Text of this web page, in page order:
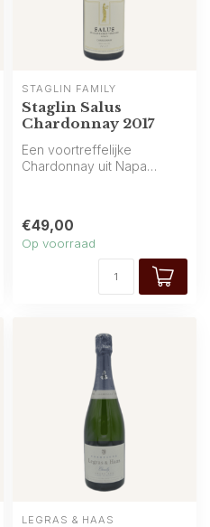
STAGLIN FAMILY
Staglin Salus
Chardonnay 2017
Een voortreffelijke
Chardonnay uit Napa
€49,00
Op voorraad
LEGRAS & HAAS